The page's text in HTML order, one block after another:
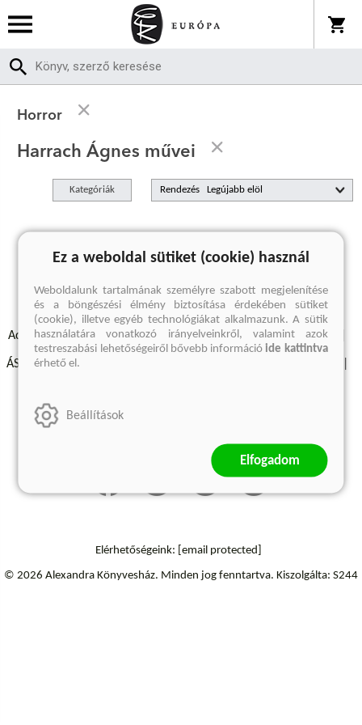
Horror
Harrach Ágnes művei
Kategóriák Rendezés
A keresett kifejezésre nincs találat
Adatvédelmi szabályzatok Elállási felmondási nyilatkozat
ÁSZF - Vásárlási feltételek
Elérhetőségeink: [email protected]
© 2026 Alexandra Könyvesház. Minden jog fenntartva. Kiszolgálta: S244
Ez a weboldal sütiket (cookie) használ
Weboldalunk tartalmának személyre szabott megjelenítése
és a böngészési élmény biztosítása érdekében sütiket
(cookie), illetve egyéb technológiákat alkalmazunk. A sütik
használatára vonatkozó irányelveinkről, valamint azok
testreszabási lehetőségeiről bővebb információide kattintva
érhető el.
Beállítások
Elfogadom